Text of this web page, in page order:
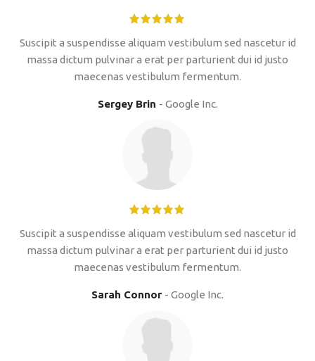
Suscipit a suspendisse aliquam vestibulum sed nascetur id
massa dictum pulvinar a erat per parturient dui id justo
maecenas vestibulum fermentum.
Sergey Brin Google Inc.
Suscipit a suspendisse aliquam vestibulum sed nascetur id
massa dictum pulvinar a erat per parturient dui id justo
maecenas vestibulum fermentum.
Sarah Connor Google Inc.